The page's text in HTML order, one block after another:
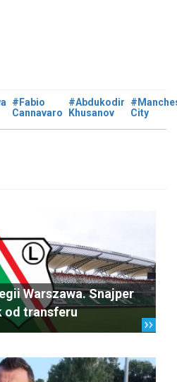
#Fabio
Cannavaro
#Abdukodir
Khusanov
City
Warszawa. Snajper
od transferu